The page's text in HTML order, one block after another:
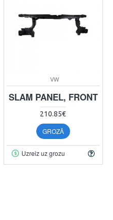
VW
SLAM PANEL, FRONT
210.85€
GROZĀ
Uzreiz uz grozu